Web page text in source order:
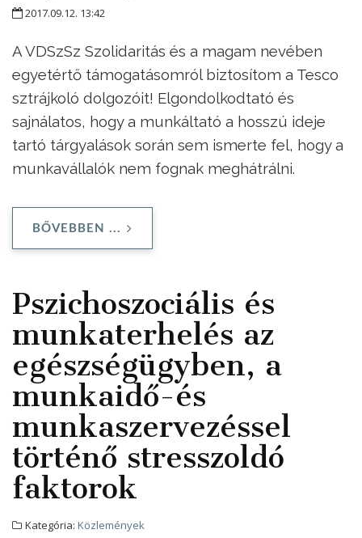
2017.09.12. 13:42
A VDSzSz Szolidaritás és a magam nevében
egyetértő támogatásomról biztosítom a Tesco
sztrájkoló dolgozóit! Elgondolkodtató és
sajnálatos, hogy a munkáltató a hosszú ideje
tartó tárgyalások során sem ismerte fel, hogy a
munkavállalók nem fognak meghátrálni.
BŐVEBBEN ...
Pszichoszociális és
munkaterhelés az
egészségügyben, a
munkaidő-és
munkaszervezéssel
történő stresszoldó
faktorok
Kategória: Közlemények